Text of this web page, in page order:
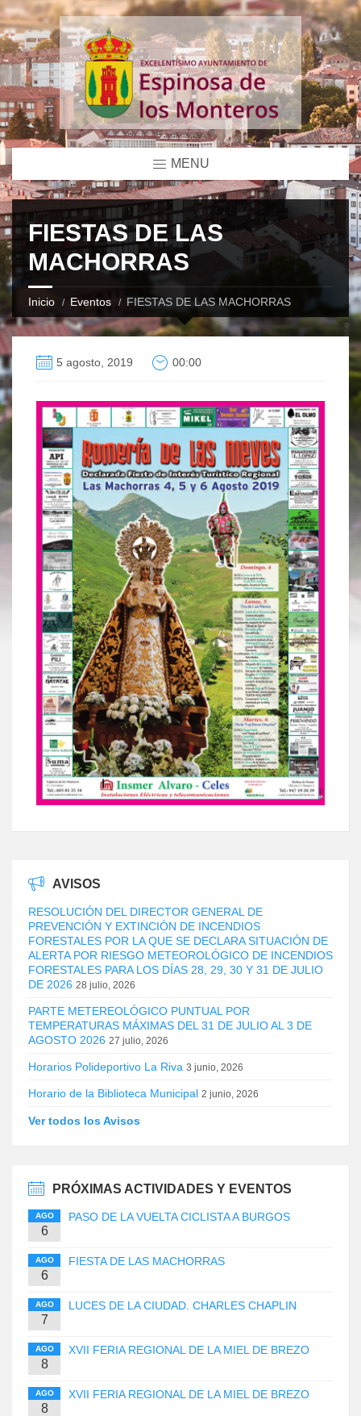
MENU
FIESTAS DE LAS
MACHORRAS
Inicio Eventos FIESTAS DE LAS MACHORRAS
5 agosto, 2019 00:00
AVISOS
RESOLUCIÓN DEL DIRECTOR GENERAL DE
PREVENCIÓN Y EXTINCIÓN DE INCENDIOS
FORESTALES POR LA QUE SE DECLARA SITUACIÓN DE
ALERTA POR RIESGO METEOROLÓGICO DE INCENDIOS
FORESTALES PARA LOS DÍAS 28, 29, 30 Y 31 DE JULIO
DE 2026 28 julio, 2026
PARTE METEREOLÓGICO PUNTUAL POR
TEMPERATURAS MÁXIMAS DEL 31 DE JULIO AL 3 DE
AGOSTO 2026 27 julio, 2026
Horarios Polideportivo La Riva 3 junio, 2026
Horario de la Biblioteca Municipal 2 junio, 2026
Ver todos los Avisos
PRÓXIMAS ACTIVIDADES Y EVENTOS
AGO
6
PASO DE LA VUELTA CICLISTA A BURGOS
AGO
6
FIESTA DE LAS MACHORRAS
AGO
7
LUCES DE LA CIUDAD. CHARLES CHAPLIN
AGO
8
XVII FERIA REGIONAL DE LA MIEL DE BREZO
AGO
8
XVII FERIA REGIONAL DE LA MIEL DE BREZO